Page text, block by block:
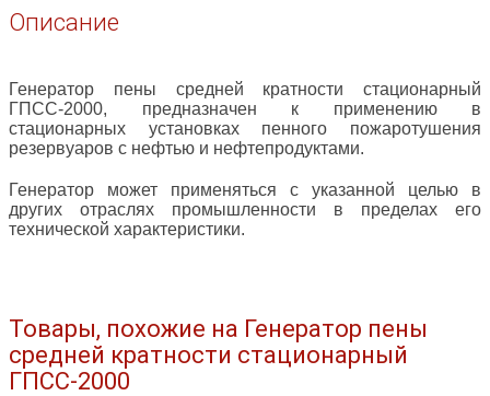
Описание
Генератор пены средней кратности стационарный
ГПСС-2000, предназначен к применению в
стационарных установках пенного пожаротушения
резервуаров с нефтью и нефтепродуктами.
Генератор может применяться с указанной целью в
других отраслях промышленности в пределах его
технической характеристики.
Товары, похожие на Генератор пены
средней кратности стационарный
ГПСС-2000